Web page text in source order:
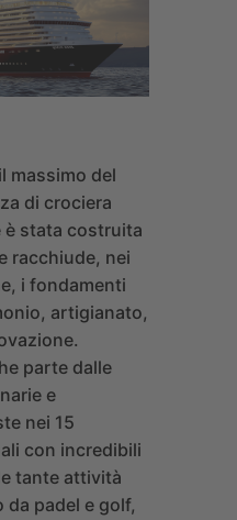
massimo del
di crociera
è stata costruita
racchiude, nei
i fondamenti
artigianato,
parte dalle
e
nei 15
con incredibili
tante attività
padel e golf,